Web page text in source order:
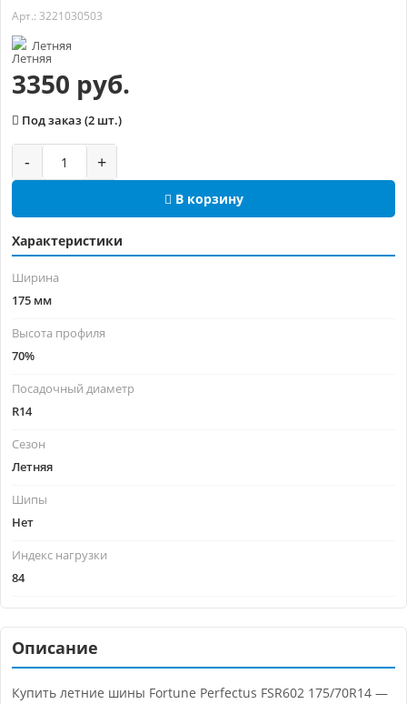
Арт.: 3221030503
Летняя
3350 руб.
Под заказ (2 шт.)
- +
В корзину
Характеристики
Ширина
175 мм
Высота профиля
70%
Посадочный диаметр
R14
Сезон
Летняя
Шипы
Нет
Индекс нагрузки
84
Описание
Купить летние шины Fortune Perfectus FSR602 175/70R14 —